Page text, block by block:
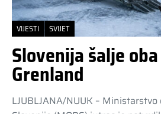
VIJESTI SVIJET
Slovenija šalje
Grenland
LJUBLJANA/NUUK –